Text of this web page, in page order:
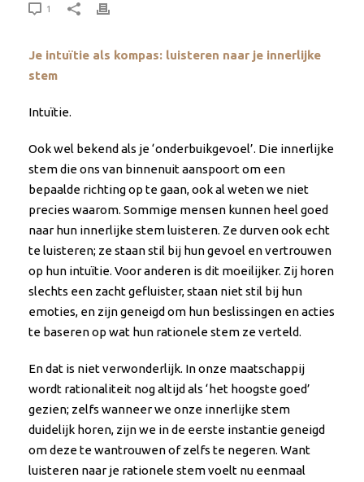
1
Je intuïtie als kompas: luisteren naar je innerlijke
stem
Intuïtie.
Ook wel bekend als je ‘onderbuikgevoel’. Die innerlijke
stem die ons van binnenuit aanspoort om een
bepaalde richting op te gaan, ook al weten we niet
precies waarom. Sommige mensen kunnen heel goed
naar hun innerlijke stem luisteren. Ze durven ook echt
te luisteren; ze staan stil bij hun gevoel en vertrouwen
op hun intuïtie. Voor anderen is dit moeilijker. Zij horen
slechts een zacht gefluister, staan niet stil bij hun
emoties, en zijn geneigd om hun beslissingen en acties
te baseren op wat hun rationele stem ze verteld.
En dat is niet verwonderlijk. In onze maatschappij
wordt rationaliteit nog altijd als ‘het hoogste goed’
gezien; zelfs wanneer we onze innerlijke stem
duidelijk horen, zijn we in de eerste instantie geneigd
om deze te wantrouwen of zelfs te negeren. Want
luisteren naar je rationele stem voelt nu eenmaal